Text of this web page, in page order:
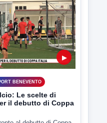
▶
BENEVENTO
Le scelte di
il debutto di Coppa